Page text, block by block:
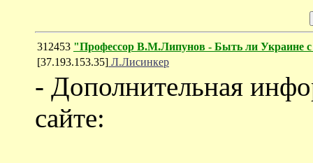
312453 "Профессор В.М.Липунов - Быть ли Украине с
[37.193.153.35] Л.Лисинкер
- Дополнительная
сайте: